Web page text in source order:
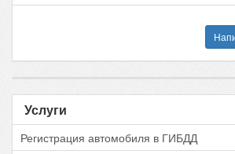
Услуги
Регистрация автомобиля в ГИБДД